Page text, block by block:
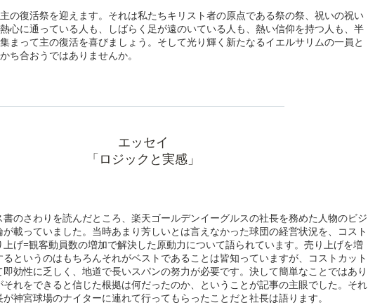
の復活祭を迎えます。それは私たちキリスト者の原点である祭の祭、祝いの祝い
心に通っている人も、しばらく足が遠のいている人も、熱い信仰を持つ人も、半
まって主の復活を喜びましょう。そして光り輝く新たなるイエルサリムの一員と
ち合おうではありませんか。
​エッセイ
​「ロジックと実感」
のさわりを読んだところ、楽天ゴールデンイーグルスの社長を務めた人物のビジ
載っていました。当時あまり芳しいとは言えなかった球団の経営状況を、コスト
げ=観客動員数の増加で解決した原動力について語られています。売り上げを増
というのはもちろんそれがベストであることは皆知っていますが、コストカット
効性に乏しく、地道で長いスパンの努力が必要です。決して簡単なことではあり
それをできると信じた根拠は何だったのか、ということが記事の主眼でした。それ
神宮球場のナイターに連れて行ってもらったことだと社長は語ります。